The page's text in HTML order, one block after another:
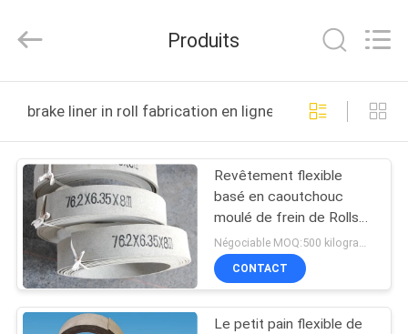
PRODUITS
AU
SUJET
DE
NOUS
Kebona
Industry
All
Reserved.
Produits
brake liner in roll fabrication en ligne
Revêtement flexible
basé en caoutchouc
moulé de frein de Rolls
Mouleded de doublure
de frein dans une Rolls
Négociable MOQ:500 kilogrammes
CONTACT
Le petit pain flexible de